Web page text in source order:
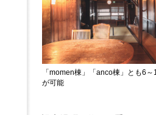
「momen棟」「anco棟」とも6
が可能